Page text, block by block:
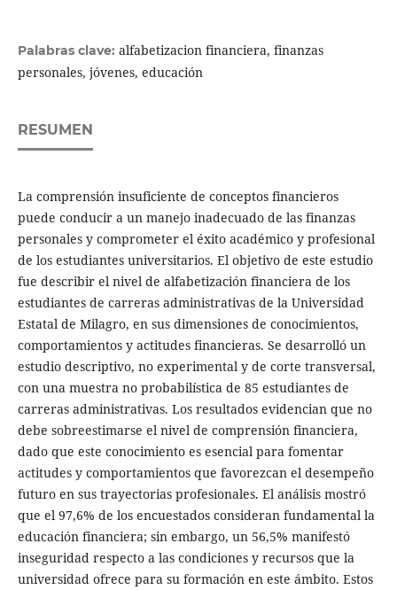
Palabras clave: alfabetizacion financiera, finanzas
personales, jóvenes, educación
RESUMEN
La comprensión insuficiente de conceptos financieros
puede conducir a un manejo inadecuado de las finanzas
personales y comprometer el éxito académico y profesional
de los estudiantes universitarios. El objetivo de este estudio
fue describir el nivel de alfabetización financiera de los
estudiantes de carreras administrativas de la Universidad
Estatal de Milagro, en sus dimensiones de conocimientos,
comportamientos y actitudes financieras. Se desarrolló un
estudio descriptivo, no experimental y de corte transversal,
con una muestra no probabilística de 85 estudiantes de
carreras administrativas. Los resultados evidencian que no
debe sobreestimarse el nivel de comprensión financiera,
dado que este conocimiento es esencial para fomentar
actitudes y comportamientos que favorezcan el desempeño
futuro en sus trayectorias profesionales. El análisis mostró
que el 97,6% de los encuestados consideran fundamental la
educación financiera; sin embargo, un 56,5% manifestó
inseguridad respecto a las condiciones y recursos que la
universidad ofrece para su formación en este ámbito. Estos